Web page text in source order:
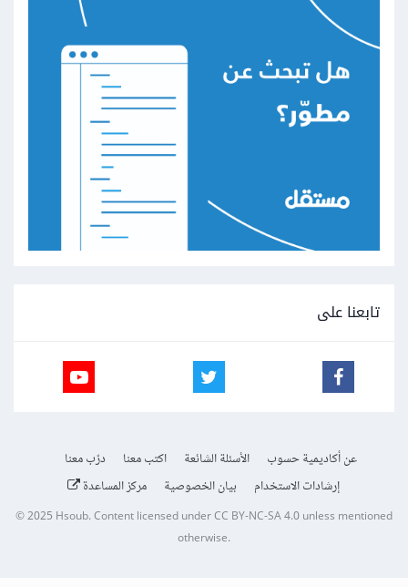
تابعنا على
عن أكاديمية حسوب الأسئلة الشائعة اكتب معنا
درّب معنا
إرشادات الاستخدام
بيان الخصوصية مركز المساعدة
© 2025Hsoub.Content licensed underCC BY-NC-SA 4.0unless mentioned
otherwise.